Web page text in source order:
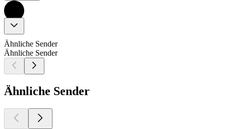
Ähnliche Sender
Ähnliche Sender
Ähnliche Sender